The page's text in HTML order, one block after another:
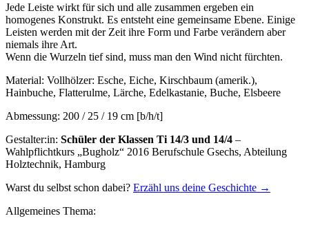
Jede Leiste wirkt für sich und alle zusammen ergeben ein
homogenes Konstrukt. Es entsteht eine gemeinsame Ebene. Einige
Leisten werden mit der Zeit ihre Form und Farbe verändern aber
niemals ihre Art.
Wenn die Wurzeln tief sind, muss man den Wind nicht fürchten.
Material: Vollhölzer: Esche, Eiche, Kirschbaum (amerik.),
Hainbuche, Flatterulme, Lärche, Edelkastanie, Buche, Elsbeere
Abmessung: 200 / 25 / 19 cm [b/h/t]
Gestalter:in: Schüler der Klassen Ti 14/3 und 14/4 –
Wahlpflichtkurs „Bugholz“ 2016 Berufschule Gsechs, Abteilung
Holztechnik, Hamburg
Warst du selbst schon dabei? Erzähl uns deine Geschichte →
Allgemeines Thema: